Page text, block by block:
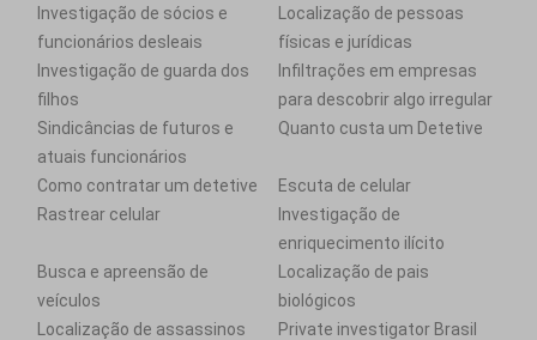
Investigação de sócios e
funcionários desleais
Localização de pessoas
físicas e jurídicas
Investigação de guarda dos
filhos
Infiltrações em empresas
para descobrir algo irregular
Sindicâncias de futuros e
atuais funcionários
Quanto custa um Detetive
Como contratar um detetive
Escuta de celular
Rastrear celular
Investigação de
enriquecimento ilícito
Busca e apreensão de
veículos
Localização de pais
biológicos
Localização de assassinos
Private investigator Brasil